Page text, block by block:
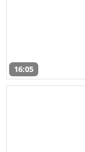
16:05